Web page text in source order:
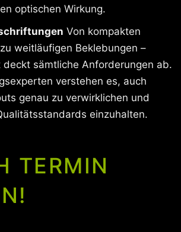
optischen Wirkung.
Von kompakten
weitläufigen Beklebungen –
deckt sämtliche Anforderungen ab.
verstehen es, auch
genau zu verwirklichen und
einzuhalten.
TERMIN